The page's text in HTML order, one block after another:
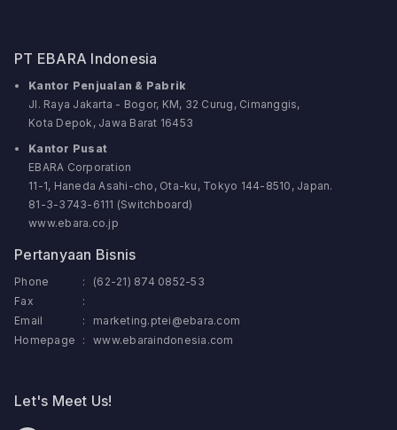
PT EBARA Indonesia
Kantor Penjualan & Pabrik
Jl. Raya Jakarta - Bogor, KM, 32 Curug, Cimanggis,
Kota Depok, Jawa Barat 16453
Kantor Pusat
EBARA Corporation
11-1, Haneda Asahi-cho, Ota-ku, Tokyo 144-8510, Japan.
81-3-3743-6111 (Switchboard)
www.ebara.co.jp
Pertanyaan Bisnis
Phone :
(62-21) 874 0852-53
Fax
:
Email
:
marketing.ptei@ebara.com
Homepage
: www.ebaraindonesia.com
Let's Meet Us!